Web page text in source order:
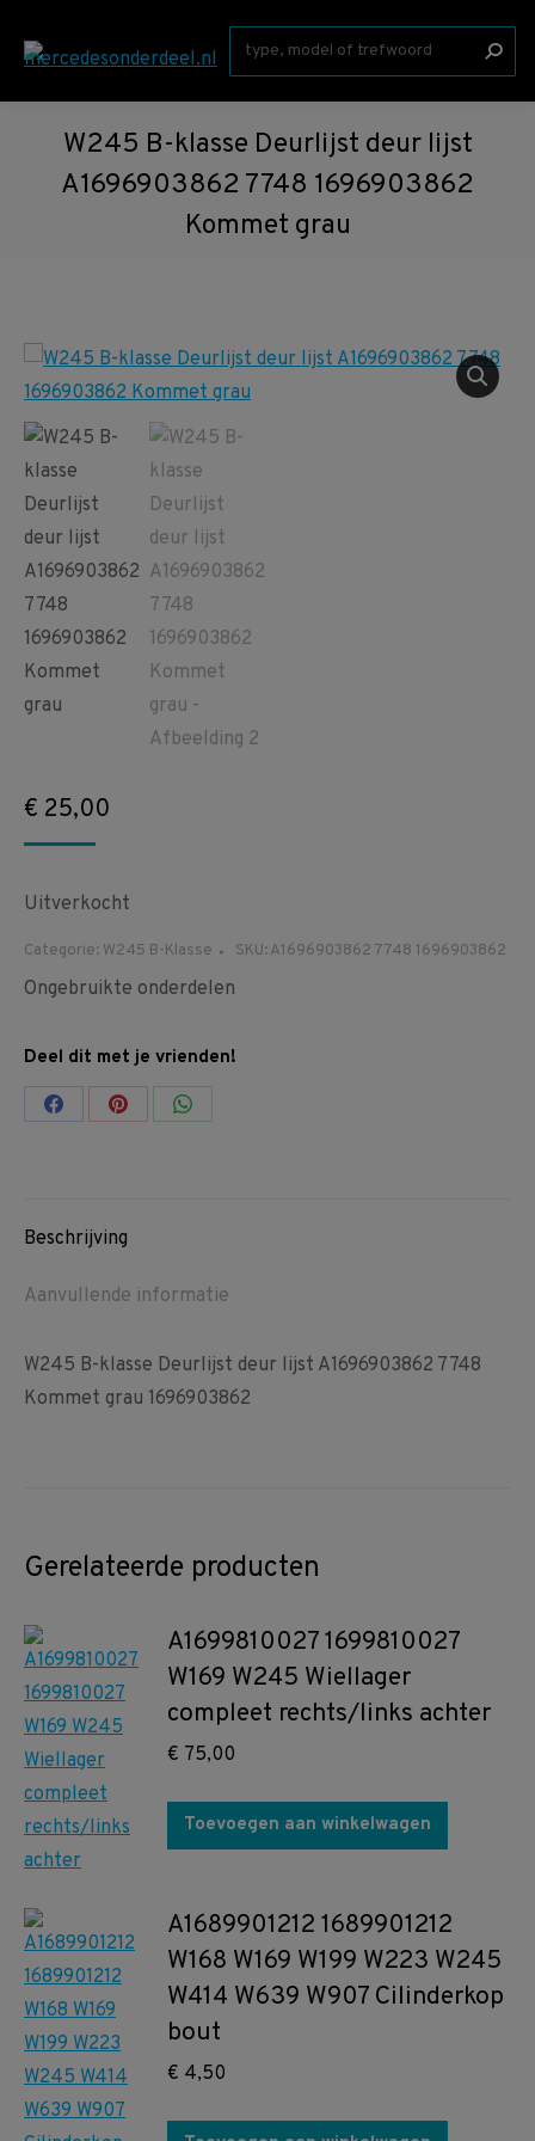
Zoeken:
W245 B-klasse Deurlijst deur lijst
A1696903862 7748 1696903862
Kommet grau
€ 25,00
Uitverkocht
Categorie: W245 B-Klasse SKU:A1696903862 7748 1696903862
Ongebruikte onderdelen
Deel dit met je vrienden!
Share Share Share
Beschrijving
Aanvullende informatie
W245 B-klasse Deurlijst deur lijst A1696903862 7748
Kommet grau 1696903862
Gerelateerde producten
A1699810027 1699810027
W169 W245 Wiellager
compleet rechts/links achter
€ 75,00
Toevoegen aan winkelwagen
A1689901212 1689901212
W168 W169 W199 W223 W245
W414 W639 W907 Cilinderkop
bout
€ 4,50